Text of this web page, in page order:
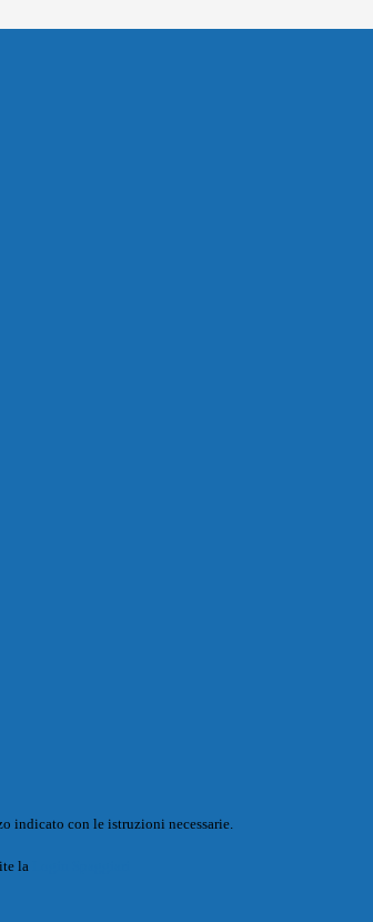
indicato con le istruzioni necessarie.
la